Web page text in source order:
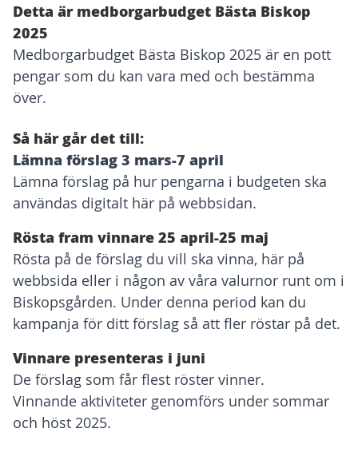
Detta är medborgarbudget Bästa Biskop
2025
Medborgarbudget Bästa Biskop 2025 är en pott
pengar som du kan vara med och bestämma
över.
Så här går det till:
Lämna förslag 3 mars-7 april
Lämna förslag på hur pengarna i budgeten ska
användas digitalt här på webbsidan.
Rösta fram vinnare 25 april-25 maj
Rösta på de förslag du vill ska vinna, här på
webbsida eller i någon av våra valurnor runt om i
Biskopsgården. Under denna period kan du
kampanja för ditt förslag så att fler röstar på det.
Vinnare presenteras i juni
De förslag som får flest röster vinner.
Vinnande aktiviteter genomförs under sommar
och höst 2025.